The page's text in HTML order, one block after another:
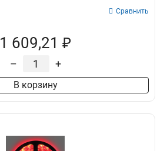
Сравнить
1 609,21 ₽
– +
В корзину